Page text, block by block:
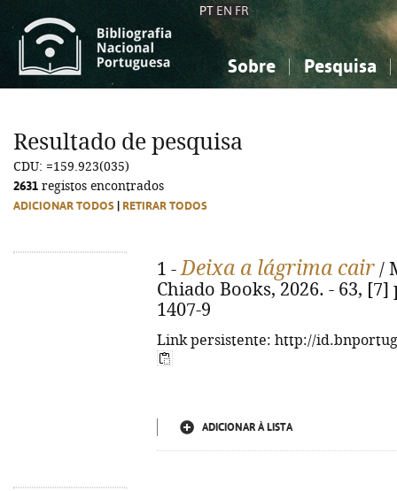
PT EN FR
Sobre Pesquisa
Ciências sociais...
Ciências sociais...
Resultado de pesquisa
CDU: =159.923(035)
2631 registos encontrados
ADICIONAR TODOS RETIRAR TODOS
1 -Deixa a lágrima cair /
Chiado Books, 2026. - 63, [7]
1407-9
Link persistente: http://
ADICIONAR À LISTA